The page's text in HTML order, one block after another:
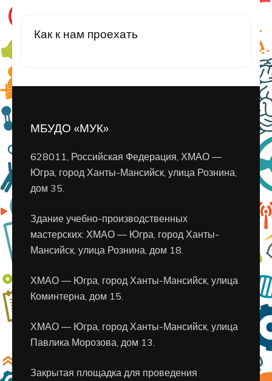
Как к нам проехать
МБУДО «МУК»
628011, Российская Федерация, ХМАО —
Югра, город Ханты-Мансийск, улица Рознина,
дом 35.
Здание учебно-производственных
мастерских: ХМАО — Югра, город Ханты-
Мансийск, улица Рознина, дом 18.
ХМАО — Югра, город Ханты-Мансийск, улица
Коминтерна, дом 15.
ХМАО — Югра, город Ханты-Мансийск, улица
Павлика Морозова, дом 13.
Закрытая площадка для проведения